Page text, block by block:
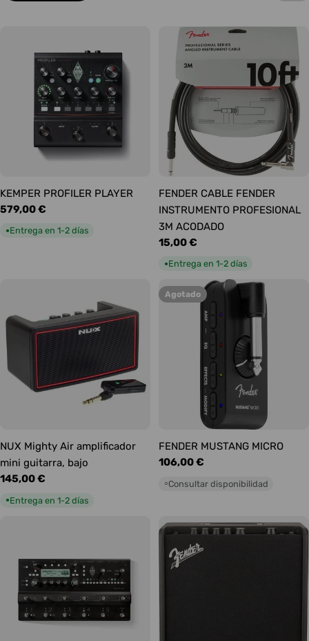
KEMPER PROFILER PLAYER
Precio
habitual
579,00 €
●Entrega en 1-2 días
FENDER CABLE FENDER
INSTRUMENTO PROFESIONAL
3M ACODADO
Precio
habitual
15,00 €
●Entrega en 1-2 días
NUX Mighty Air amplificador
mini guitarra, bajo
Precio
145,00 €
●Entrega en 1-2 días
Agotado
FENDER MUSTANG MICRO
Precio
106,00 €
○Consultar disponibilidad